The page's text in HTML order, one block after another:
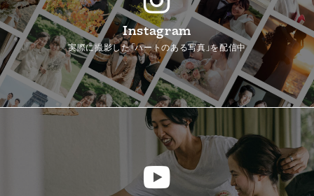
Instagram
実際に撮影した「ハートのある写真」を配信中